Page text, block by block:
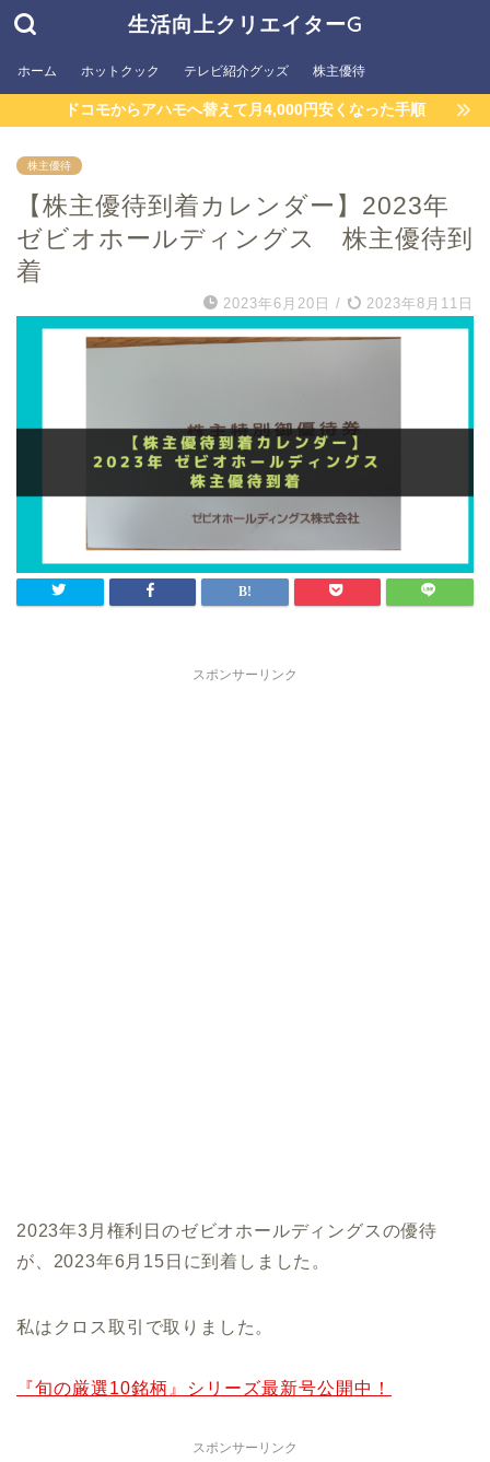
生活向上クリエイターG
ホーム ホットクック テレビ紹介グッズ 株主優待
ドコモからアハモへ替えて月4,000円安くなった手順
株主優待
【株主優待到着カレンダー】2023年
ゼビオホールディングス 株主優待到
着
2023年6月20日 / 2023年8月11日
スポンサーリンク
2023年3月権利日のゼビオホールディングスの優待
が、2023年6月15日に到着しました。
私はクロス取引で取りました。
『旬の厳選10銘柄』シリーズ最新号公開中！
スポンサーリンク